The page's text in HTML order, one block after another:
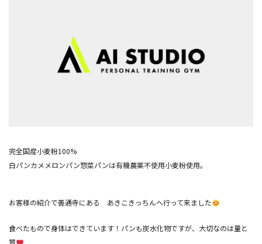
完全国産小麦粉100%
白パンカメメロンパン惣菜パンは有機農薬不使用小麦粉使用。
お客様の紹介で善通寺にある あきこきっちんへ行って来ました
食べたもので身体はできています！パンも炭水化物ですが、大切なのは量と